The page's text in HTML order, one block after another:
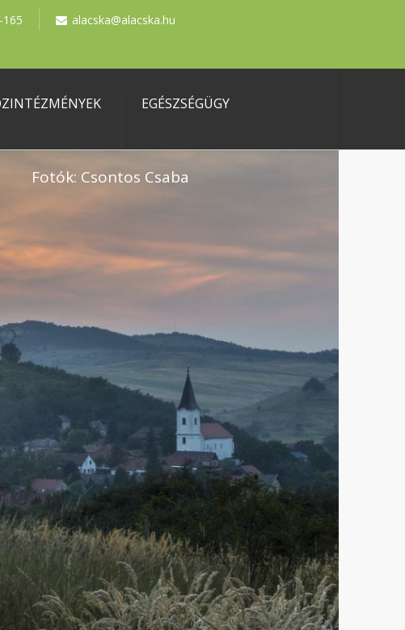
alacska@alacska.hu
EGÉSZSÉGÜGY
Fotók: Csontos Csaba